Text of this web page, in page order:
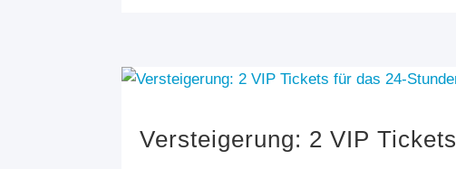
Versteigerung: 2 VIP